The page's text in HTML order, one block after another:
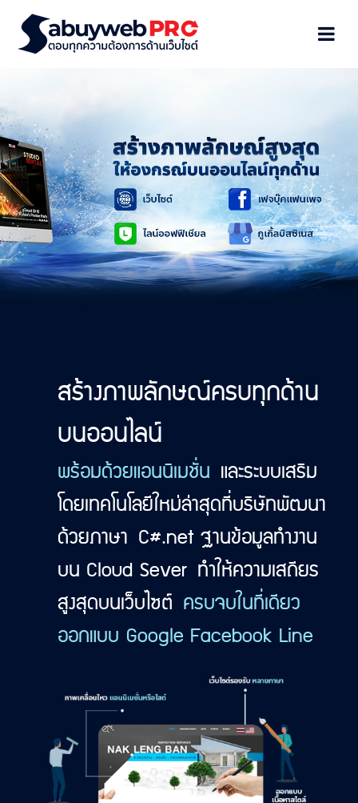
สร้างภาพลักษณ์ครบทุกด้าน
บนออนไลน์
พร้อมด้วยแอนนิเมชั่น และระบบเสริม
โดยเทคโนโลยีใหม่ล่าสุดที่บริษัทพัฒนา
ด้วยภาษา C#.net ฐานข้อมูลทำงาน
บน Cloud Sever ทำให้ความเสถียร
สูงสุดบนเว็บไซต์ ครบจบในที่เดียว
ออกแบบ Google Facebook Line